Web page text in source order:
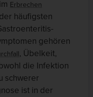
Erbrechen
häufigsten
gehören
, Übelkeit,
die Infektion
schwerer
ist in der